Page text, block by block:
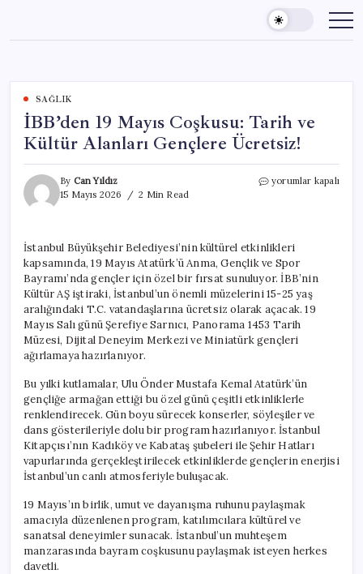
content
SAĞLIK
İBB’den 19 Mayıs Coşkusu: Tarih ve
Kültür Alanları Gençlere Ücretsiz!
By Can Yıldız
15 Mayıs 2026
2 Min Read
İBB’den
ve
Kültür
Alanları
Gençlere
Ücretsiz!
için
yorumlar kapalı
İstanbul Büyükşehir Belediyesi’nin kültürel etkinlikleri
kapsamında, 19 Mayıs Atatürk’ü Anma, Gençlik ve Spor
Bayramı’nda gençler için özel bir fırsat sunuluyor. İBB’nin
Kültür AŞ iştiraki, İstanbul’un önemli müzelerini 15-25 yaş
aralığındaki T.C. vatandaşlarına ücretsiz olarak açacak. 19
Mayıs Salı günü Şerefiye Sarnıcı, Panorama 1453 Tarih
Müzesi, Dijital Deneyim Merkezi ve Miniatürk gençleri
ağırlamaya hazırlanıyor.
Bu yılki kutlamalar, Ulu Önder Mustafa Kemal Atatürk’ün
gençliğe armağan ettiği bu özel günü çeşitli etkinliklerle
renklendirecek. Gün boyu sürecek konserler, söyleşiler ve
dans gösterileriyle dolu bir program hazırlanıyor. İstanbul
Kitapçısı’nın Kadıköy ve Kabataş şubeleri ile Şehir Hatları
vapurlarında gerçekleştirilecek etkinliklerde gençlerin enerjisi
İstanbul’un canlı atmosferiyle buluşacak.
19 Mayıs’ın birlik, umut ve dayanışma ruhunu paylaşmak
amacıyla düzenlenen program, katılımcılara kültürel ve
sanatsal deneyimler sunacak. İstanbul’un muhteşem
manzarasında bayram coşkusunu paylaşmak isteyen herkes
davetli.